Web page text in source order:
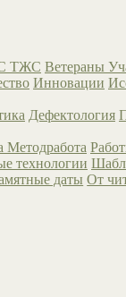
ТЖС Ветераны
Инновации
Дефектология
Методработа
технологии
даты От